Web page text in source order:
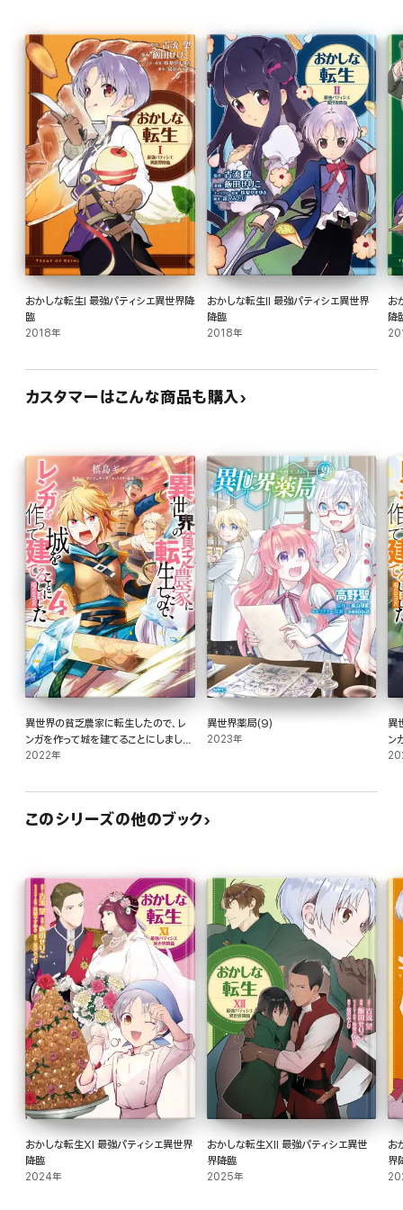
おかしな転生I 最強パティシエ異世界降
臨
2018年
おかしな転生II 最強パティシエ異世界
降臨
2018年
お
降
カスタマーはこんな商品も購入
異世界の貧乏農家に転生したので、レ
ンガを作って城を建てることにしました
@COMIC 第4巻
2022年
異世界薬局(9)
2023年
異
ン
このシリーズの他のブック
おかしな転生XI 最強パティシエ異世界
降臨
2024年
おかしな転生XII 最強パティシエ異世
界降臨
2025年
お
界